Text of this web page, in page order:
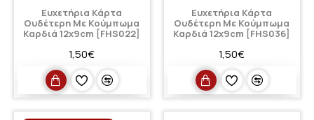
Ευχετήρια Κάρτα
Ουδέτερη Με Κούμπωμα
Καρδιά 12x9cm [FHS022]
1,50€
Ευχετήρια Κάρτα
Ουδέτερη Με Κούμπωμα
Καρδιά 12x9cm [FHS036]
1,50€